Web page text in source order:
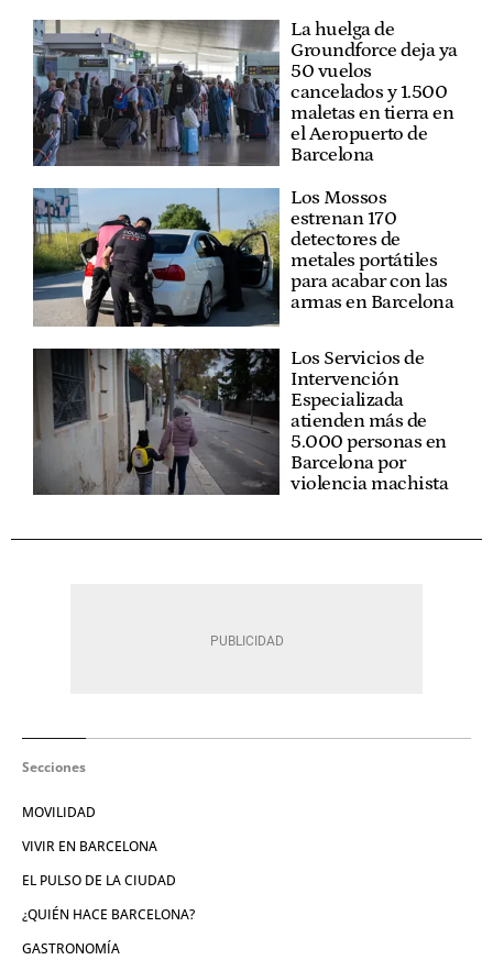
La huelga de
Groundforce deja ya
50 vuelos
cancelados y 1.500
maletas en tierra en
el Aeropuerto de
Barcelona
Los Mossos
estrenan 170
detectores de
metales portátiles
para acabar con las
armas en Barcelona
Los Servicios de
Intervención
Especializada
atienden más de
5.000 personas en
Barcelona por
violencia machista
Secciones
MOVILIDAD
VIVIR EN BARCELONA
EL PULSO DE LA CIUDAD
¿QUIÉN HACE BARCELONA?
GASTRONOMÍA